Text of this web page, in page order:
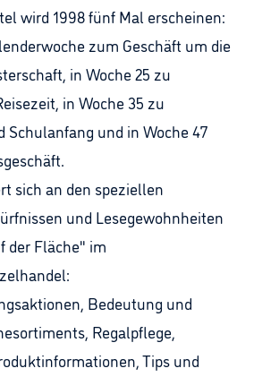
wird 1998 fünf Mal erscheinen:
zum Geschäft um die
in Woche 25 zu
in Woche 35 zu
Schulanfang und in Woche 47
sich an den speziellen
und Lesegewohnheiten
der Fläche" im
Bedeutung und
Regalpflege,
Tips und